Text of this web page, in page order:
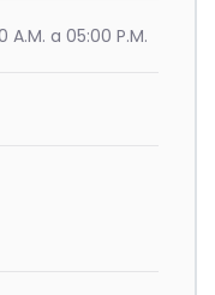
a 05:00 P.M.